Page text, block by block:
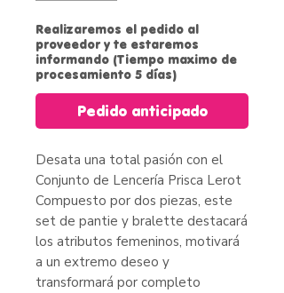
Realizaremos el pedido al
proveedor y te estaremos
informando (Tiempo maximo de
procesamiento 5 días)
Pedido anticipado
Desata una total pasión con el
Conjunto de Lencería Prisca Lerot
Compuesto por dos piezas, este
set de pantie y bralette destacará
los atributos femeninos, motivará
a un extremo deseo y
transformará por completo